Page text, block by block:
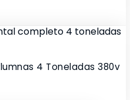
4 Toneladas 380v